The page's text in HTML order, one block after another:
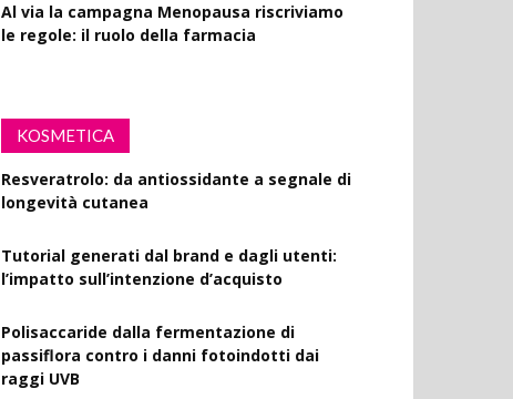
Al via la campagna Menopausa riscriviamo
le regole: il ruolo della farmacia
KOSMETICA
Resveratrolo: da antiossidante a segnale di
longevità cutanea
Tutorial generati dal brand e dagli utenti:
l’impatto sull’intenzione d’acquisto
Polisaccaride dalla fermentazione di
passiflora contro i danni fotoindotti dai
raggi UVB